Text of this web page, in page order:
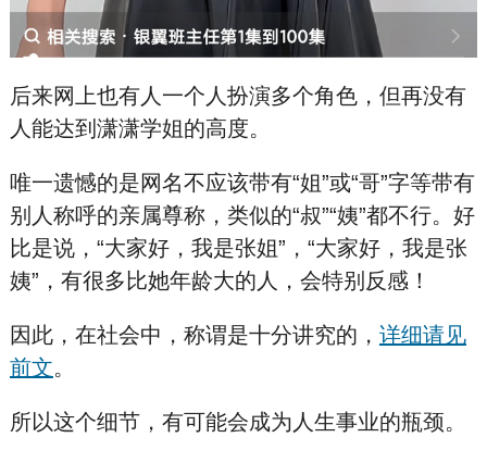
后来网上也有人一个人扮演多个角色，但再没有
人能达到潇潇学姐的高度。
唯一遗憾的是网名不应该带有“姐”或“哥”字等带有
别人称呼的亲属尊称，类似的“叔”“姨”都不行。好
比是说，“大家好，我是张姐”，“大家好，我是张
姨”，有很多比她年龄大的人，会特别反感！
因此，在社会中，称谓是十分讲究的， 详细请见
前文。
所以这个细节，有可能会成为人生事业的瓶颈。